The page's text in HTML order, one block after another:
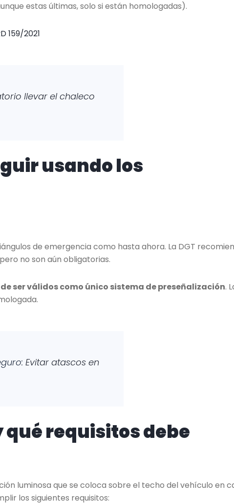
estas últimas, solo si están homologadas).
159/2021
llevar el chaleco
usando los
de emergencia como hasta ahora. La DGT
no son aún obligatorias.
ser válidos como único sistema de preseñalización.
Evitar atascos en
qué requisitos debe
luminosa que se coloca sobre el techo del vehículo en
los siguientes requisitos: